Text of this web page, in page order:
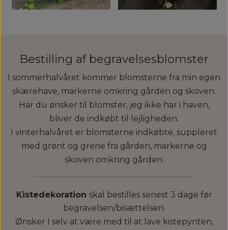
Bestilling af begravelsesblomster
I sommerhalvåret kommer blomsterne fra min egen
skærehave, markerne omkring gården og skoven.
Har du ønsker til blomster, jeg ikke har i haven,
bliver de indkøbt til lejligheden.
I vinterhalvåret er blomsterne indkøbte, suppleret
med grønt og grene fra gården, markerne og
skoven omkring gården.
Kistedekoration skal bestilles senest 3 dage før
begravelsen/bisættelsen.
Ønsker I selv at være med til at lave kistepynten,